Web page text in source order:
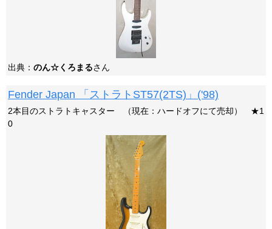
出典： のん☆くろまるさん
Fender Japan 「ストラトST57(2TS)」('98)
2本目のストラトキャスター （現在：ハードオフにて売却） ★1
0